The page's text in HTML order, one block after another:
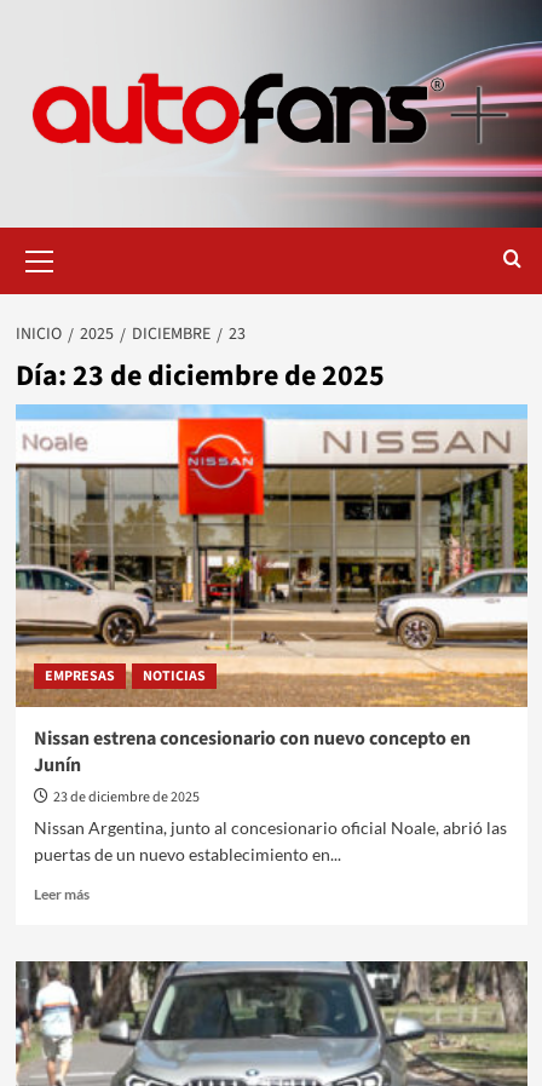
primario
INICIO 2025 DICIEMBRE 23
Día:23 de diciembre de 2025
EMPRESAS NOTICIAS
Nissan estrena concesionario con nuevo concepto en
Junín
23 de diciembre de 2025
Nissan Argentina, junto al concesionario oficial Noale, abrió las
puertas de un nuevo establecimiento en...
Leer másLeer
Nissan
estrena
concesionario
con
nuevo
concepto